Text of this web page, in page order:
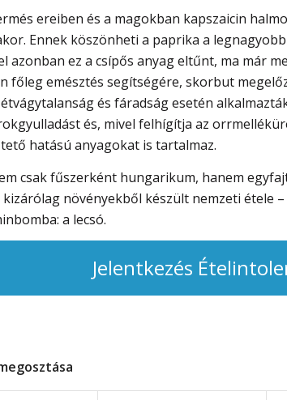
ereiben és a magokban kapszaicin
Ennek köszönheti a paprika a
azonban ez a csípős anyag eltűnt, ma már
főleg emésztés segítségére, skorbut
és fáradság esetén
és, mivel felhígítja az
hatású anyagokat is tartalmaz.
csak fűszerként hungarikum, hanem
növényekből készült nemzeti étele
a lecsó.
Jelentkezés